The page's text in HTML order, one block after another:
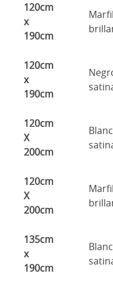
120cm
x
190cm
Marfil
120cm
x
190cm
120cm
X
200cm
120cm
X
200cm
Marfil
135cm
x
190cm